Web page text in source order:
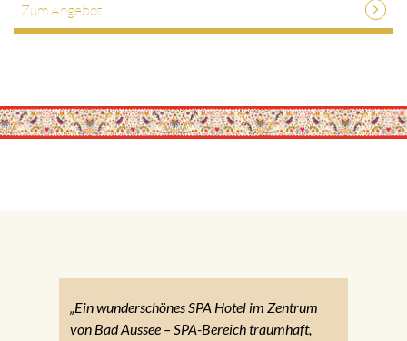
Zum Angebot
„Ein wunderschönes SPA Hotel im Zentrum
von Bad Aussee – SPA-Bereich traumhaft,